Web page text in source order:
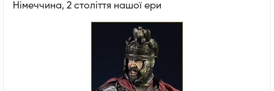
Німеччина, 2 століття нашої ери